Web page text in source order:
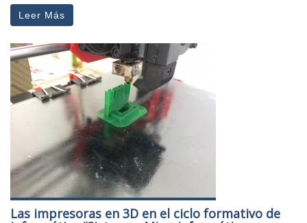
Leer Más
Las impresoras en 3D en el ciclo formativo de